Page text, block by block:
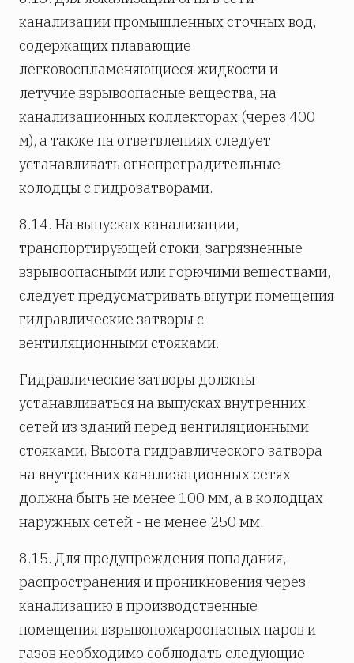
канализации промышленных сточных вод,
содержащих плавающие
легковоспламеняющиеся жидкости и
летучие взрывоопасные вещества, на
канализационных коллекторах (через 400
м), а также на ответвлениях следует
устанавливать огнепреградительные
колодцы с гидрозатворами.
8.14. На выпусках канализации,
транспортирующей стоки, загрязненные
взрывоопасными или горючими веществами,
следует предусматривать внутри помещения
гидравлические затворы с
вентиляционными стояками.
Гидравлические затворы должны
устанавливаться на выпусках внутренних
сетей из зданий перед вентиляционными
стояками. Высота гидравлического затвора
на внутренних канализационных сетях
должна быть не менее 100 мм, а в колодцах
наружных сетей - не менее 250 мм.
8.15. Для предупреждения попадания,
распространения и проникновения через
канализацию в производственные
помещения взрывопожароопасных паров и
газов необходимо соблюдать следующие